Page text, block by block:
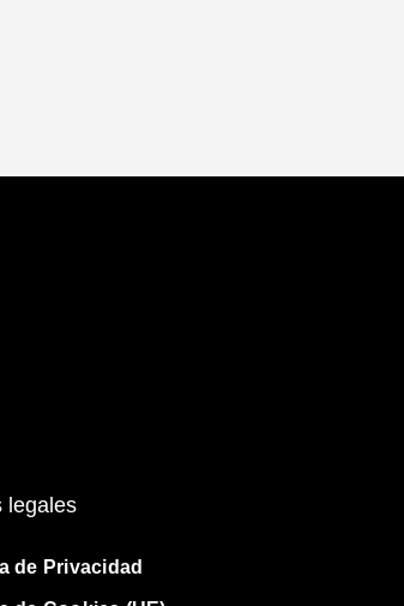
legales
de Privacidad